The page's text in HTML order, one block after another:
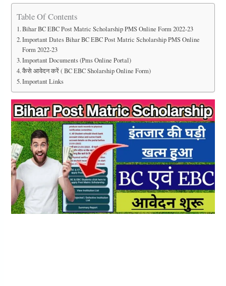
Table Of Contents
Bihar BC EBC Post Matric Scholarship PMS Online Form 2022-23
Important Dates Bihar BC EBC Post Matric Scholarship PMS Online
Form 2022-23
Important Documents (pms Online Portal)
कैसे आवेदन करें ( BC EBC Sholarship Online Form)
Important Links